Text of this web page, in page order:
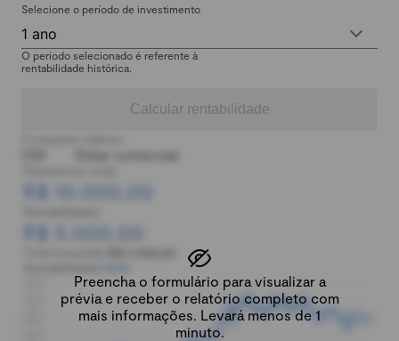
Selecione o período de investimento
1 ano
O período selecionado é referente à
rentabilidade histórica.
Calcular rentabilidade
Preencha o formulário para visualizar a
prévia e receber o relatório completo com
mais informações. Levará menos de 1
minuto.
Dólar comercial
R$ 10.000,00
R$ 5.000,00